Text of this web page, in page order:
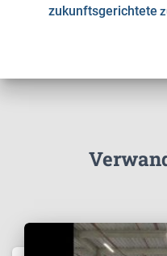
zukunftsgerichtete